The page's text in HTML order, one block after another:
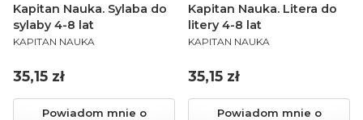
Kapitan Nauka. Sylaba do
sylaby 4-8 lat
PRODUCENT
KAPITAN NAUKA
Cena
35,15 zł
Powiadom mnie o
Kapitan Nauka. Litera do
litery 4-8 lat
PRODUCENT
KAPITAN NAUKA
Cena
35,15 zł
Powiadom mnie o